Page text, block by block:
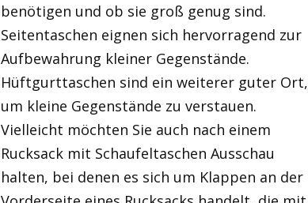
benötigen und ob sie groß genug sind.
Seitentaschen eignen sich hervorragend zur
Aufbewahrung kleiner Gegenstände.
Hüftgurttaschen sind ein weiterer guter Ort,
um kleine Gegenstände zu verstauen.
Vielleicht möchten Sie auch nach einem
Rucksack mit Schaufeltaschen Ausschau
halten, bei denen es sich um Klappen an der